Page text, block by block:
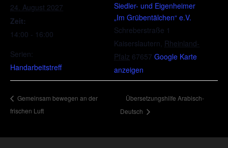
24. August 2027
Zeit:
14:00 - 16:00
Serien:
Handarbeitstreff
Siedler- und Eigenheimer
„Im Grübentälchen“ e.V.
Schreberstraße 1
Kaiserslautern, Rheinland-
Pfalz 67657 Google Karte
anzeigen
Gemeinsam bewegen an der
frischen Luft
Übersetzungshilfe Arabisch-
Deutsch